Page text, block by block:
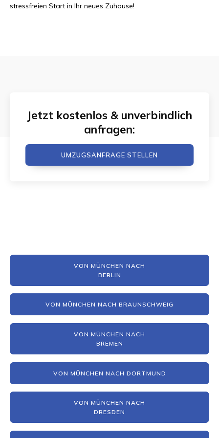
stressfreien Start in Ihr neues Zuhause!
Jetzt kostenlos & unverbindlich
anfragen:
UMZUGSANFRAGE STELLEN
VON MÜNCHEN NACH
BERLIN
VON MÜNCHEN NACH BRAUNSCHWEIG
VON MÜNCHEN NACH
BREMEN
VON MÜNCHEN NACH DORTMUND
VON MÜNCHEN NACH
DRESDEN